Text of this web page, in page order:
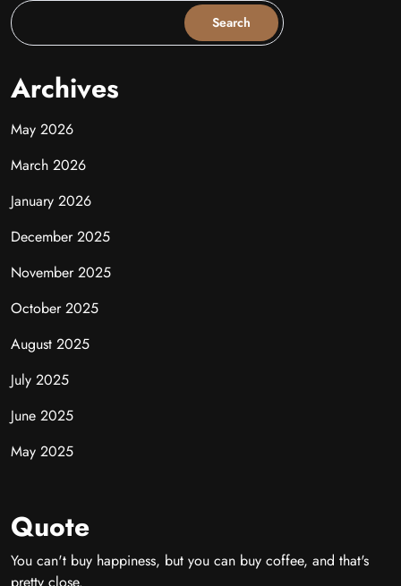
Search
Archives
May 2026
March 2026
January 2026
December 2025
November 2025
October 2025
August 2025
July 2025
June 2025
May 2025
Quote
You can't buy happiness, but you can buy coffee, and that's
pretty close.